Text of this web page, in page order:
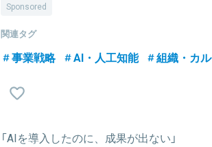
Sponsored
関連タグ
事業戦略 AI・人工知能 組織・カ
「AIを導入したのに、成果が出ない」